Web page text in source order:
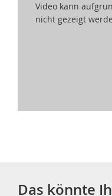
Video kann
nicht gezeigt
Das könnte